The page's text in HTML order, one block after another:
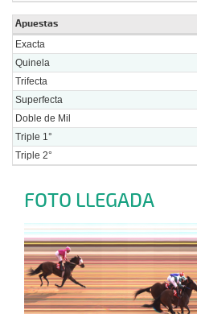
Apuestas
Exacta
Quinela
Trifecta
Superfecta
Doble de Mil
Triple 1°
Triple 2°
FOTO LLEGADA